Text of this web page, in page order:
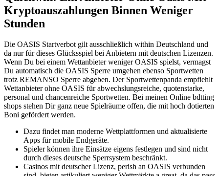
Kryptoauszahlungen Binnen Weniger
Stunden
Die OASIS Startverbot gilt ausschließlich within Deutschland und
da nur für dieses Glücksspiel bei Anbietern mit deutschen Lizenzen.
Wenn Du bei einem Wettanbieter weniger OASIS spielst, vermagst
Du automatisch die OASIS Sperre umgehen ebenso Sportwetten
trotz REMANSO Sperre abgeben. Der Sportwettenpanda empfiehlt
Wettanbieter ohne OASIS für abwechslungsreiche, quotenstarke,
personal und chancenreiche Sportwetten. Bei meinen Online bdtting
shops stehen Dir ganz neue Spielräume offen, die mit hoch dotierten
Boni gefördert werden.
Dazu findet man moderne Wettplattformen und aktualisierte
Apps für mobile Endgeräte.
Spieler können ihre Einsätze eigens festlegen und sind nicht
durch dieses deutsche Sperrsystem beschränkt.
Casinos mit deutscher Lizenz, perish an OASIS verbunden